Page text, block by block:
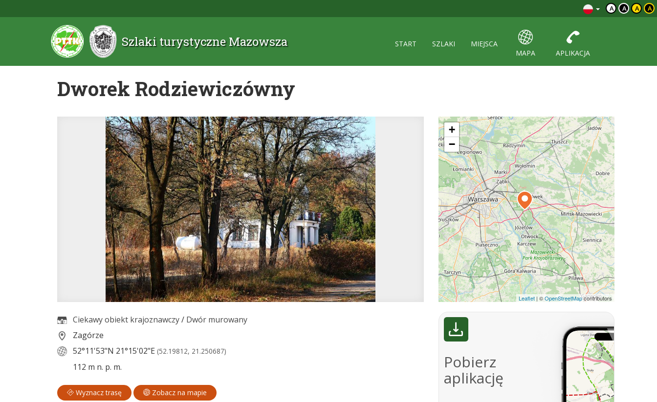
A A A A
Szlaki turystyczne Mazowsza START SZLAKI
MIEJSCA
MAPA
APLIKACJA
Dworek Rodziewiczówny
Ciekawy obiekt krajoznawczy/ Dwór murowany
Zagórze
52°11'53"N 21°15'02"E (52.19812, 21.250687)
112 m n. p. m.
Wyznacz trasę Zobacz na mapie
+
−
Leaflet | ©OpenStreetMapcontributors
Pobierz
aplikację